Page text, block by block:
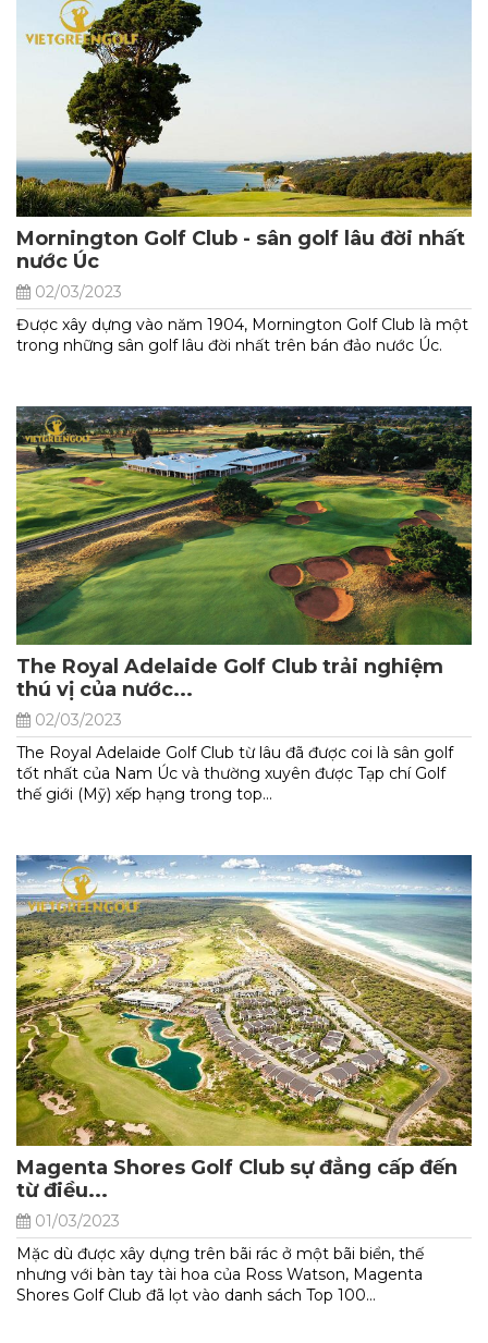
Mornington Golf Club - sân golf lâu đời nhất
nước Úc
02/03/2023
Được xây dựng vào năm 1904, Mornington Golf Club là một
trong những sân golf lâu đời nhất trên bán đảo nước Úc.
The Royal Adelaide Golf Club trải nghiệm
thú vị của nước...
02/03/2023
The Royal Adelaide Golf Club từ lâu đã được coi là sân golf
tốt nhất của Nam Úc và thường xuyên được Tạp chí Golf
thế giới (Mỹ) xếp hạng trong top...
Magenta Shores Golf Club sự đẳng cấp đến
từ điều...
01/03/2023
Mặc dù được xây dựng trên bãi rác ở một bãi biển, thế
nhưng với bàn tay tài hoa của Ross Watson, Magenta
Shores Golf Club đã lọt vào danh sách Top 100...